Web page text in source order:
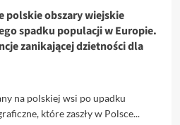
polskie obszary wiejskie
spadku populacji w Europie.
zanikającej dzietności dla
na polskiej wsi po upadku
które zaszły w Polsce...